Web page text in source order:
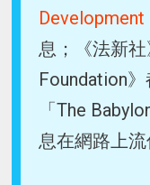
Development
息；《法新
Foundation
「The
息在網路上流